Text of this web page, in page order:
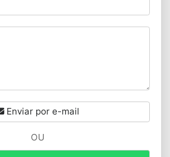
Enviar por e-mail
OU